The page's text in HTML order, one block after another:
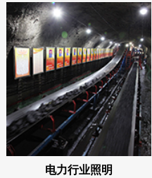
电力行业照明